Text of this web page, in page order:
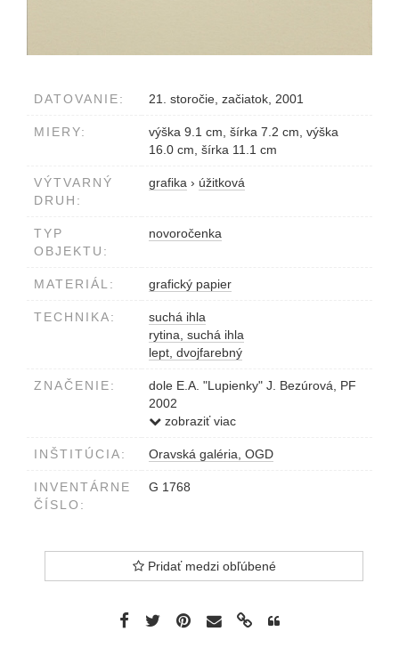
DATOVANIE: 21. storočie, začiatok, 2001
MIERY:
výška 9.1 cm, šírka 7.2 cm, výška
16.0 cm, šírka 11.1 cm
VÝTVARNÝ
DRUH:
grafika › úžitková
TYP
OBJEKTU:
novoročenka
MATERIÁL: grafický papier
TECHNIKA:
suchá ihla
rytina, suchá ihla
lept, dvojfarebný
ZNAČENIE:
dole E.A. "Lupienky" J. Bezúrová, PF
2002
ceruzou
zobraziť viac
INŠTITÚCIA: Oravská galéria, OGD
INVENTÁRNE
ČÍSLO:
G 1768
Pridať medzi obľúbené